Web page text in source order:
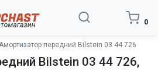
0
передний Bilstein 03 44 726
Bilstein 03 44 726,